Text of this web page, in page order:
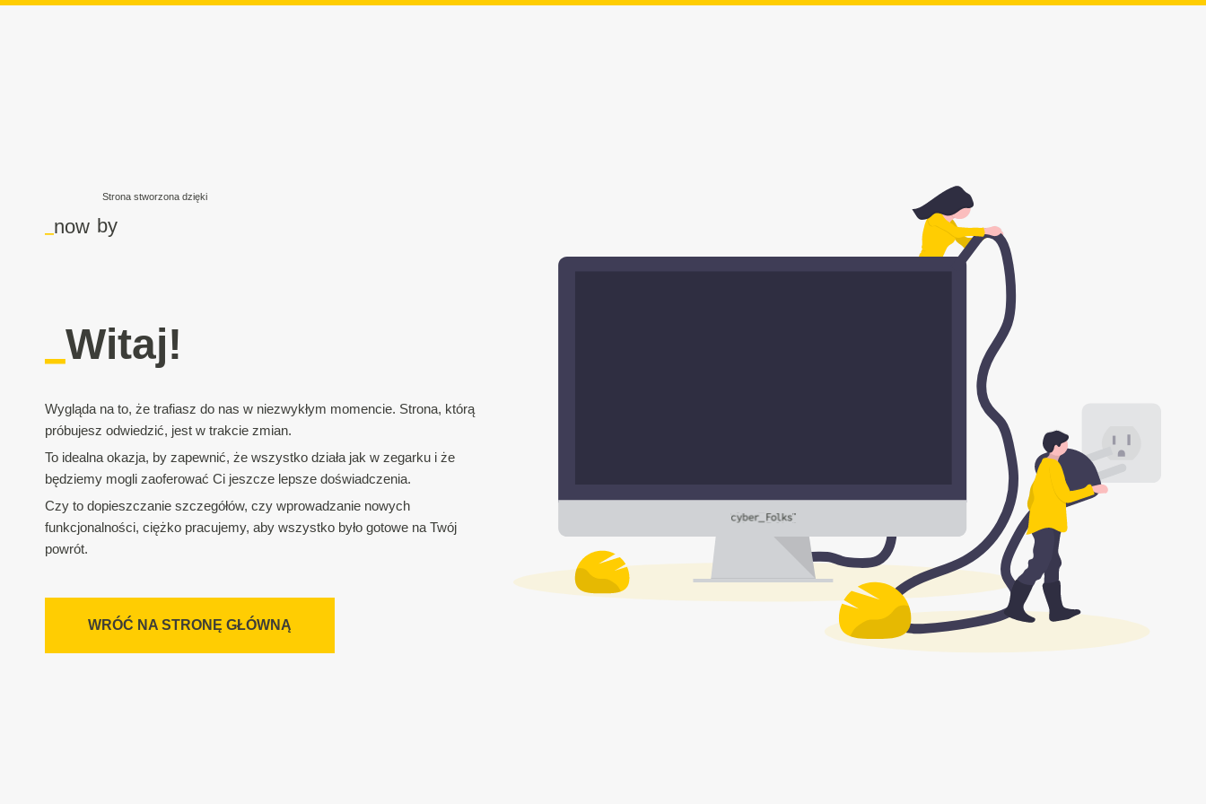
Strona stworzona dzięki
now by
Witaj!
Wygląda na to, że trafiasz do nas w niezwykłym momencie. Strona, którą
próbujesz odwiedzić, jest w trakcie zmian.
To idealna okazja, by zapewnić, że wszystko działa jak w zegarku i że
będziemy mogli zaoferować Ci jeszcze lepsze doświadczenia.
Czy to dopieszczanie szczegółów, czy wprowadzanie nowych
funkcjonalności, ciężko pracujemy, aby wszystko było gotowe na Twój
powrót.
WRÓĆ NA STRONĘ GŁÓWNĄ